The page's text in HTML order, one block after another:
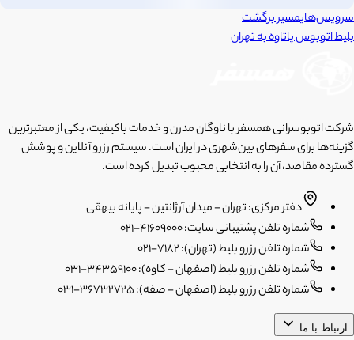
سرویس‌هایمسیر برگشت
بلیط اتوبوسپاتاوهبهتهران
شرکت اتوبوسرانی همسفر با ناوگان مدرن و خدمات باکیفیت، یکی از معتبرترین
گزینه‌ها برای سفرهای بین‌شهری در ایران است. سیستم رزرو آنلاین و پوشش
گسترده مقاصد، آن را به انتخابی محبوب تبدیل کرده است.
دفتر مرکزی: تهران - میدان آرژانتین - پایانه بیهقی
شماره تلفن پشتیبانی سایت: 41609000-021
شماره تلفن رزرو بلیط (تهران): 7182-021
شماره تلفن رزرو بلیط (اصفهان - کاوه): 34359100-031
شماره تلفن رزرو بلیط (اصفهان - صفه): 36732725-031
ارتباط با ما